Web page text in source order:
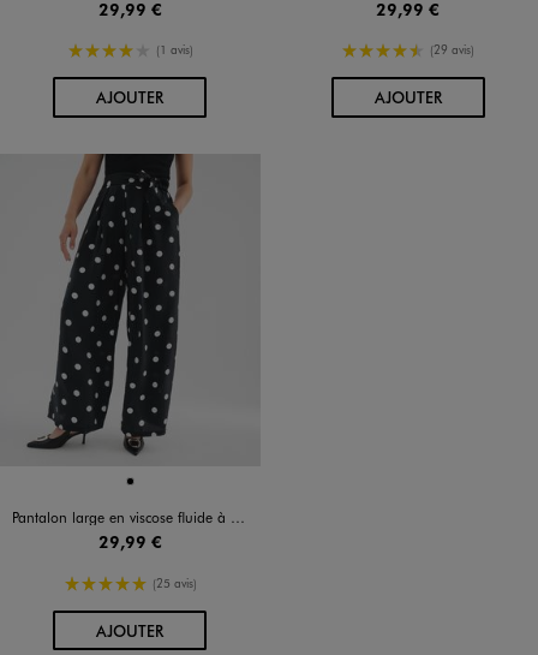
29,99 €
4/5 de moyenne
(1 avis)
AJOUTERAU PANIER
29,99 €
4.5/5 de moyenne
(29 avis)
AJOUTERAU PANIER
Disponible en 1 coloris
NOIR
Pantalon large en viscose fluide à pois femme
29,99 €
5/5 de moyenne
(25 avis)
AJOUTERAU PANIER